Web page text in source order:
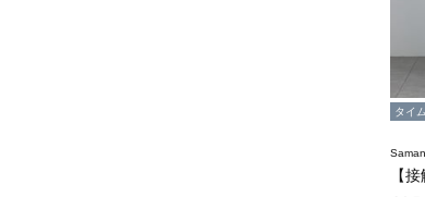
タイ